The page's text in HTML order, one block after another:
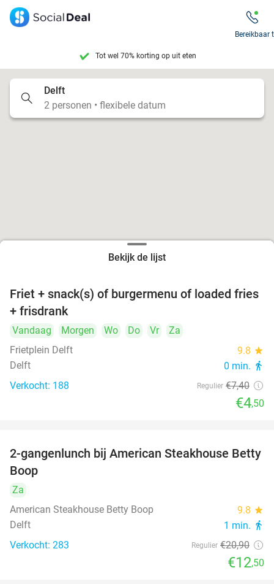
7 dagen per week beschikbaar
10+ miljoen leden
9,4 op basis van
Tot wel 70% korting op uit eten
Bereikbaar
Delft
2 personen • flexibele datum
Bekijk de lijst
39%
Friet + snack(s) of burgermenu of loaded fries
+ frisdrank
Vandaag Morgen Wo Do Vr
Za
Frietplein Delft
9.8 star
Delft 0 min. directions_walk
Verkocht: 188 Regulier €7,40
€4,50
40%
2-gangenlunch bij American Steakhouse Betty
Boop
Za
American Steakhouse Betty Boop
9.8 star
Delft 1 min. directions_walk
Verkocht: 283 Regulier €20,90
€12,50